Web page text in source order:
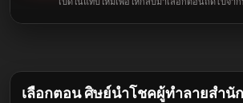
เปิดในแท็บใหม่เพื่อให้กลับมาเลือกตอนถัดไปจา
เลือกตอน ศิษย์นำโชคผู้ทำลายสำนั